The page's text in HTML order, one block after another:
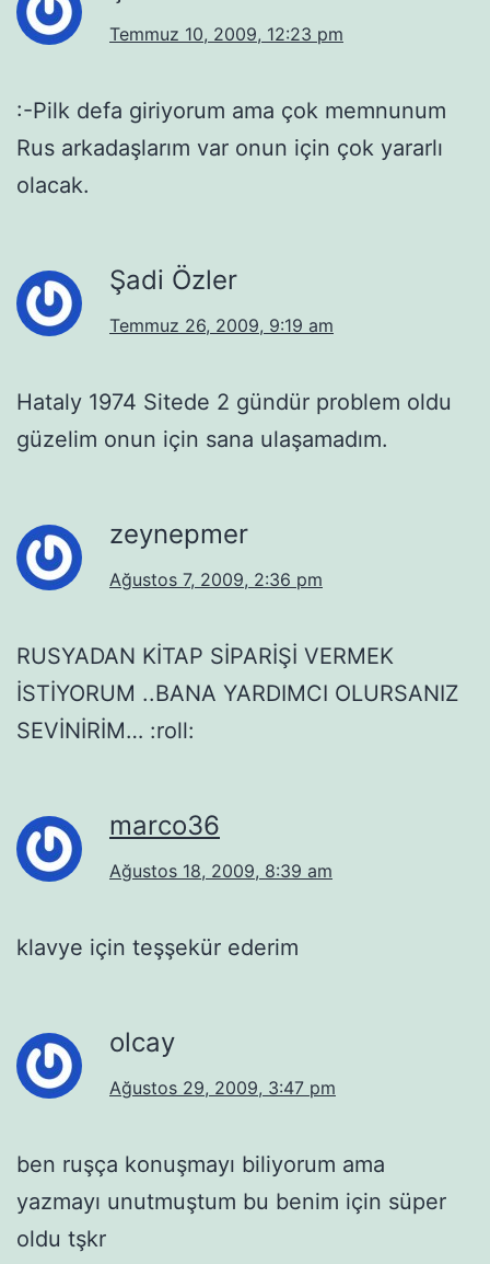
Temmuz 10, 2009, 12:23 pm
:-Pilk defa giriyorum ama çok memnunum
Rus arkadaşlarım var onun için çok yararlı
olacak.
Şadi Özler
Temmuz 26, 2009, 9:19 am
Hataly 1974 Sitede 2 gündür problem oldu
güzelim onun için sana ulaşamadım.
zeynepmer
Ağustos 7, 2009, 2:36 pm
RUSYADAN KİTAP SİPARİŞİ VERMEK
İSTİYORUM ..BANA YARDIMCI OLURSANIZ
SEVİNİRİM… :roll:
marco36
Ağustos 18, 2009, 8:39 am
klavye için teşşekür ederim
olcay
Ağustos 29, 2009, 3:47 pm
ben ruşça konuşmayı biliyorum ama
yazmayı unutmuştum bu benim için süper
oldu tşkr